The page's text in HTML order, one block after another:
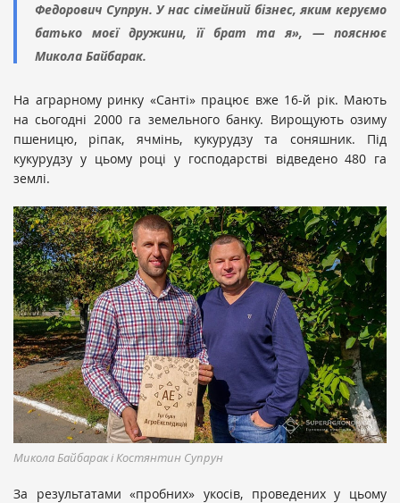
Федорович Супрун. У нас сімейний бізнес, яким керуємо
батько моєї дружини, її брат та я», — пояснює
Микола Байбарак.
На аграрному ринку «Санті» працює вже 16-й рік. Мають
на сьогодні 2000 га земельного банку. Вирощують озиму
пшеницю, ріпак, ячмінь, кукурудзу та соняшник. Під
кукурудзу у цьому році у господарстві відведено 480 га
землі.
Микола Байбарак і Костянтин Супрун
За результатами «пробних» укосів, проведених у цьому